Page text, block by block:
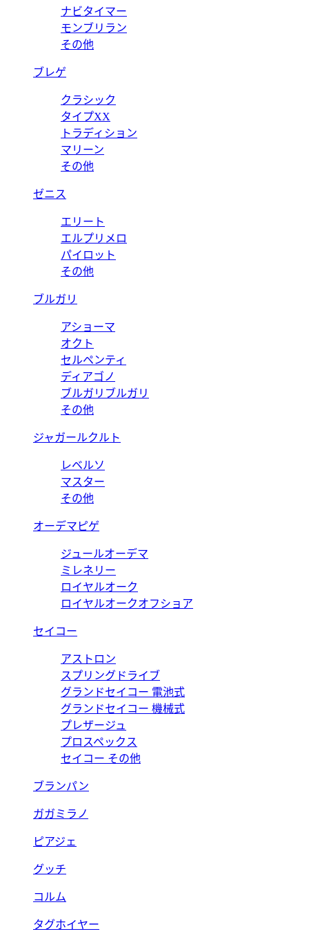
ナビタイマー
モンブリラン
その他
ブレゲ
クラシック
タイプXX
トラディション
マリーン
その他
ゼニス
エリート
エルプリメロ
パイロット
その他
ブルガリ
アショーマ
オクト
セルペンティ
ディアゴノ
ブルガリブルガリ
その他
ジャガールクルト
レベルソ
マスター
その他
オーデマピゲ
ジュールオーデマ
ミレネリー
ロイヤルオーク
ロイヤルオークオフショア
セイコー
アストロン
スプリングドライブ
グランドセイコー 電池式
グランドセイコー 機械式
プレザージュ
プロスペックス
セイコー その他
ブランパン
ガガミラノ
ピアジェ
グッチ
コルム
タグホイヤー